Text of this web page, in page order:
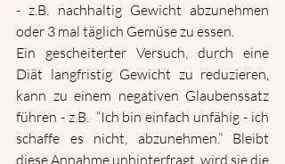
- z.B. nachhaltig Gewicht abzunehmen
oder 3 mal täglich Gemüse zu essen.
Ein gescheiterter Versuch, durch eine
Diät langfristig Gewicht zu reduzieren,
kann zu einem negativen Glaubenssatz
führen - z.B.  “Ich bin einfach unfähig - ich
schaffe es nicht, abzunehmen.” Bleibt
diese Annahme unhinterfragt, wird sie die